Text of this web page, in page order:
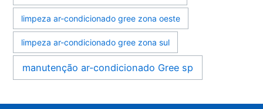
limpeza ar-condicionado gree zona oeste
limpeza ar-condicionado gree zona sul
manutenção ar-condicionado Gree sp